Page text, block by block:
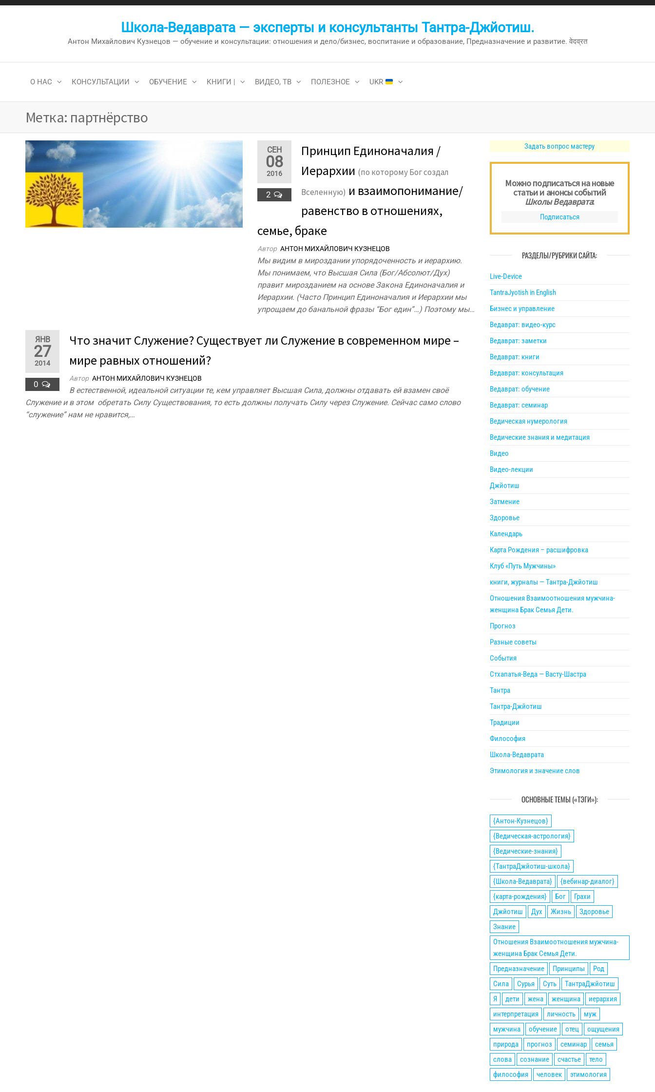
Перейти
Школа-Ведаврата — эксперты и консультанты Тантра-Джйотиш.
Антон Михайлович Кузнецов — обучение и консультации: отношения и дело/бизнес, воспитание и образование, Предназначение и развитие. वेदव्रत
О НАС КОНСУЛЬТАЦИИ ОБУЧЕНИЕ КНИГИ | ВИДЕО, ТВ ПОЛЕЗНОЕ UKR
Метка: партнёрство
СЕН
08
2016
2
Принцип Единоначалия /
Иерархии (по которому Бог создал
Вселенную) и взаимопонимание/
равенство в отношениях,
семье, браке
Автор АНТОН МИХАЙЛОВИЧ КУЗНЕЦОВ
Мы видим в мироздании упорядоченность и иерархию.
Мы понимаем, что Высшая Сила (Бог/Абсолют/Дух)
правит мирозданием на основе Закона Единоначалия и
Иерархии. (Часто Принцип Единоначалия и Иерархии мы
упрощаем до банальной фразы “Бог един”…) Поэтому мы…
ЯНВ
27
2014
0
Что значит Служение? Существует ли Служение в современном мире –
мире равных отношений?
Автор АНТОН МИХАЙЛОВИЧ КУЗНЕЦОВ
В естественной, идеальной ситуации те, кем управляет Высшая Сила, должны отдавать ей взамен своё
Служение и в этом обретать Силу Существования, то есть должны получать Силу через Служение. Сейчас само слово
“служение” нам не нравится,…
Задать вопрос мастеру
Можно подписаться на новые
статьи и анонсы событий
Школы Ведаврата:
Подписаться
РАЗДЕЛЫ/РУБРИКИ САЙТА:
Live-Device
TantraJyotish in English
Бизнес и управление
Ведаврат: видео-курс
Ведаврат: заметки
Ведаврат: книги
Ведаврат: консультация
Ведаврат: обучение
Ведаврат: семинар
Ведическая нумерология
Ведические знания и медитация
Видео
Видео-лекции
Джйотиш
Затмение
Здоровье
Календарь
Карта Рождения – расшифровка
Клуб «Путь Мужчины»
книги, журналы — Тантра-Джйотиш
Отношения Взаимоотношения мужчина-
женщина Брак Семья Дети.
Прогноз
Разные советы
События
Стхапатья-Веда — Васту-Шастра
Тантра
Тантра-Джйотиш
Традиции
Философия
Школа-Ведаврата
Этимология и значение слов
ОСНОВНЫЕ ТЕМЫ («ТЭГИ»):
{Антон-Кузнецов}
{Ведическая-астрология}
{Ведические-знания}
{ТантраДжйотиш-школа}
{Школа-Ведаврата}
{вебинар-диалог}
{карта-рождения}
Бог
Грахи
Джйотиш
Дух Жизнь
Здоровье
Знание
Отношения Взаимоотношения мужчина-
женщина Брак Семья Дети.
Предназначение
Принципы
Род
Сила
Сурья Суть
ТантраДжйотиш
Я
дети жена женщина
иерархия
интерпретация
личность
муж
мужчина
обучение отец
ощущения
природа
прогноз семинар
семья
слова
сознание счастье
тело
философия
человек этимология